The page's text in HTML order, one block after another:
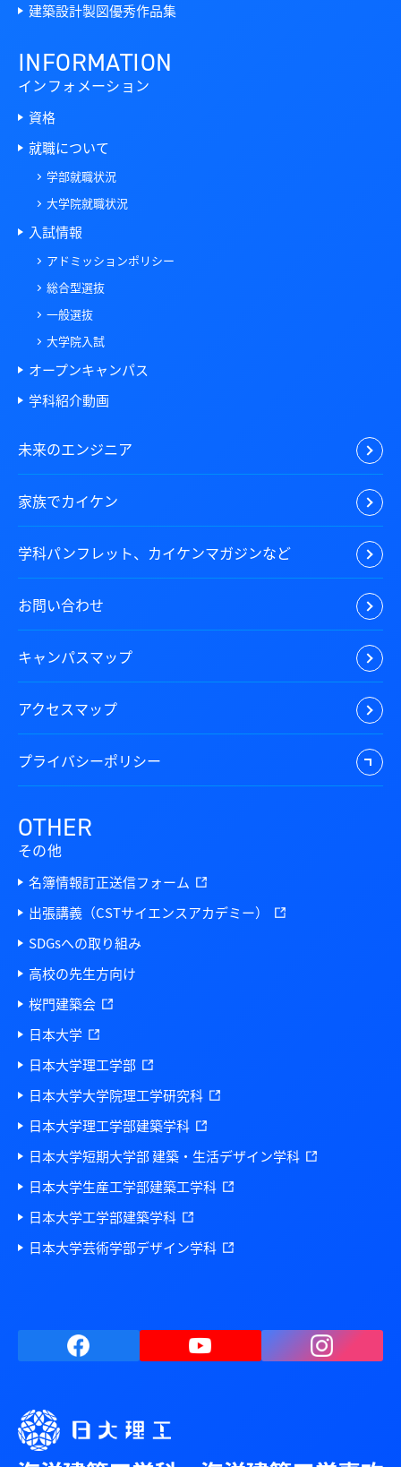
建築設計製図優秀作品集
INFORMATION
インフォメーション
資格
就職について
学部就職状況
大学院就職状況
入試情報
アドミッションポリシー
総合型選抜
一般選抜
大学院入試
オープンキャンパス
学科紹介動画
未来のエンジニア
家族でカイケン
学科パンフレット、カイケンマガジンなど
お問い合わせ
キャンパスマップ
アクセスマップ
プライバシーポリシー
OTHER
その他
名簿情報訂正送信フォーム
出張講義（CSTサイエンスアカデミー）
SDGsへの取り組み
高校の先生方向け
桜門建築会
日本大学
日本大学理工学部
日本大学大学院理工学研究科
日本大学理工学部建築学科
日本大学短期大学部 建築・生活デザイン学科
日本大学生産工学部建築工学科
日本大学工学部建築学科
日本大学芸術学部デザイン学科